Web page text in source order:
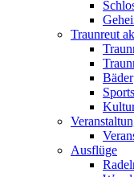
Traunreut
Bäder
Ausflüge